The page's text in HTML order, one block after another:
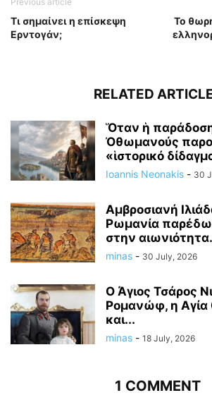
Τι σημαίνει η επίσκεψη
Ερντογάν;
Το
RELATED
Ὅταν ἡ
Ὀθωμανούς
«ἱστορικό
Ioannis Neonakis - 30
Αμβροσιανή
Ρωμανία
στην αιωνιότητα.
minas - 30 July, 2026
Ο Άγιος Τσάρος
Ρομανώφ, η Αγία
και...
minas - 18 July, 2026
1 COMMENT